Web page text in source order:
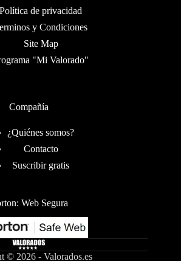
Política de privacidad
y Condiciones
Site Map
"Mi Valorado"
Compañía
¿Quiénes somos?
Contacto
Suscribir gratis
Web Segura
© 2026 - Valorados.es